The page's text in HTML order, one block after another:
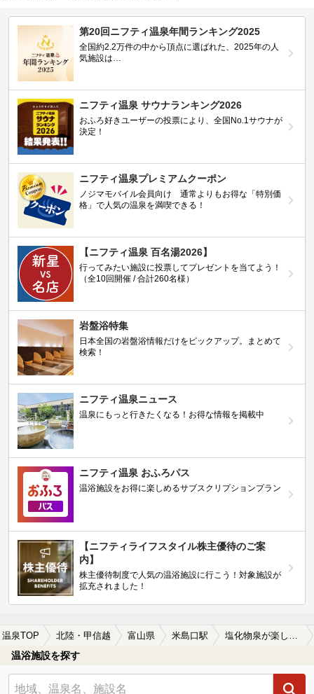
第20回ニフティ温泉年間ランキング2025
全国約2.2万件の中から頂点に選ばれた、2025年の人
気施設は…
ニフティ温泉 サウナランキング2026
おふろ好きユーザーの投票により、全国No.1サウナが
決定！
ニフティ温泉プレミアムクーポン
ノジマモバイル会員向け 通常よりもお得な「特別価
格」で人気の温泉を満喫できる！
【ニフティ温泉 百名湯2026】
行ってみたい施設に投票してプレゼントを当てよう！
（全10回開催 / 合計260名様）
岩盤浴特集
日本全国の岩盤浴情報だけをピックアップ。まとめて
検索！
ニフティ温泉ニュース
温泉にもっと行きたくなる！お得な情報を掲載中
ニフティ温泉 おふろパス
温浴施設をお得に楽しめるサブスクリプションプラン
【ニフティライフスタイル株主優待のご案
内】
株主優待制度で人気の温浴施設に行こう！対象施設が
拡充されました！
温泉TOP 北陸・甲信越 富山県 米島口駅 塩化物泉が楽しめる米島口駅近くの温泉、日帰り温泉、スーパー銭湯おすすめ
温浴施設を探す